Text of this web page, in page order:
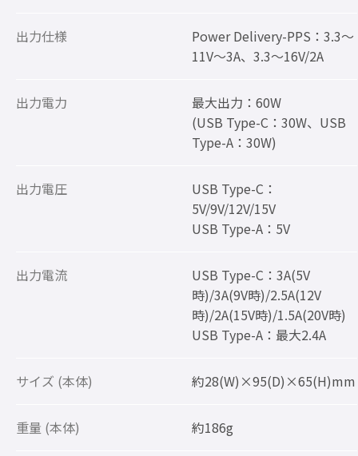
出力仕様
Power Delivery-PPS：3.3～
11V～3A、3.3～16V/2A
出力電力
最大出力：60W
(USB Type-C：30W、USB
Type-A：30W)
出力電圧
USB Type-C：
5V/9V/12V/15V
USB Type-A：5V
出力電流
USB Type-C：3A(5V
時)/3A(9V時)/2.5A(12V
時)/2A(15V時)/1.5A(20V時)
USB Type-A：最大2.4A
サイズ (本体) 約28(W)×95(D)×65(H)mm
重量 (本体) 約186g